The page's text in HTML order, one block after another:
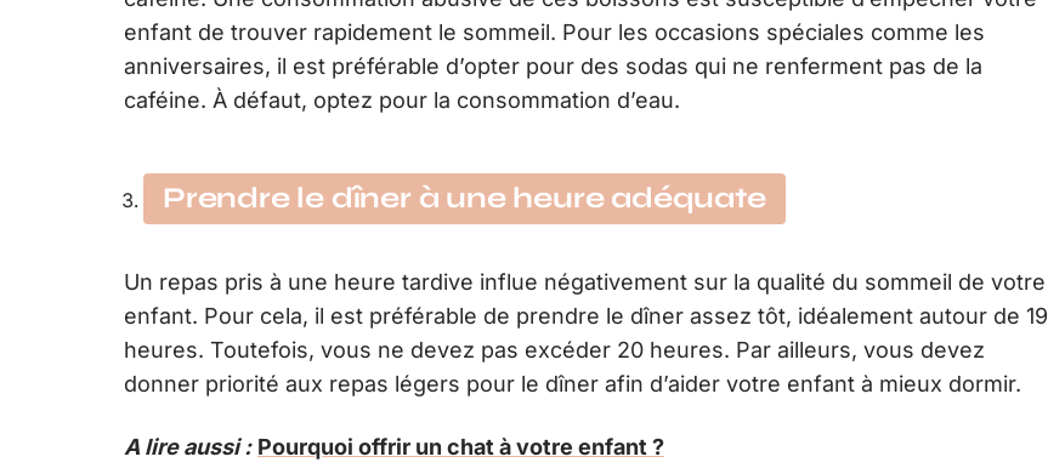
enfant de trouver rapidement le sommeil. Pour les occasions spéciales comme les
anniversaires, il est préférable d’opter pour des sodas qui ne renferment pas de la
caféine. À défaut, optez pour la consommation d’eau.
Prendre le dîner à une heure adéquate
Un repas pris à une heure tardive influe négativement sur la qualité du sommeil de votre
enfant. Pour cela, il est préférable de prendre le dîner assez tôt, idéalement autour de 19
heures. Toutefois, vous ne devez pas excéder 20 heures. Par ailleurs, vous devez
donner priorité aux repas légers pour le dîner afin d’aider votre enfant à mieux dormir.
A lire aussi : Pourquoi offrir un chat à votre enfant ?